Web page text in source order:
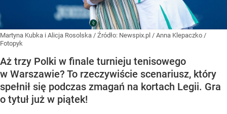
Martyna Kubka i Alicja Rosolska / Źródło: Newspix.pl / Anna Klepaczko /
Fotopyk
Aż trzy Polki w finale turnieju tenisowego
w Warszawie? To rzeczywiście scenariusz, który
spełnił się podczas zmagań na kortach Legii. Gra
o tytuł już w piątek!